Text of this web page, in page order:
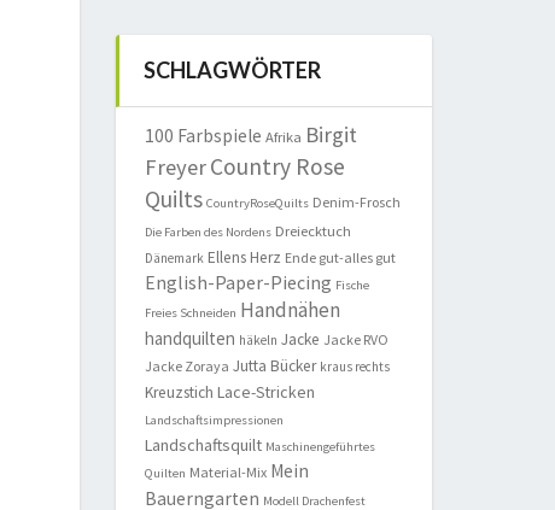
SCHLAGWÖRTER
100 Farbspiele Afrika Birgit
FreyerCountry Rose
Quilts CountryRoseQuilts Denim-Frosch
Die Farben des Nordens Dreiecktuch
Dänemark Ellens Herz Ende gut-alles gut
English-Paper-Piecing Fische
Freies Schneiden Handnähen
handquilten häkeln Jacke Jacke RVO
Jacke Zoraya Jutta Bücker kraus rechts
Kreuzstich Lace-Stricken
Landschaftsimpressionen
Landschaftsquilt Maschinengeführtes
Quilten Material-Mix Mein
Bauerngarten Modell Drachenfest